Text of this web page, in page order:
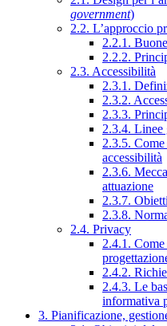
government)
2.2. L’approccio
2.2.1.
2.2.2.
2.3. Accessibilità
2.3.1.
2.3.2.
2.3.3.
2.3.4. Linee
2.3.5.
accessibilità
2.3.6.
attuazione
2.3.7.
2.3.8.
2.4. Privacy
2.4.1.
2.4.2.
2.4.3. Le
informativa
3. Pianificazione,